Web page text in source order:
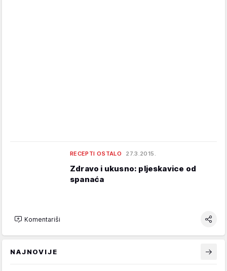
RECEPTI OSTALO 27.3.2015.
Zdravo i ukusno: pljeskavice od
spanaća
Komentariši
NAJNOVIJE